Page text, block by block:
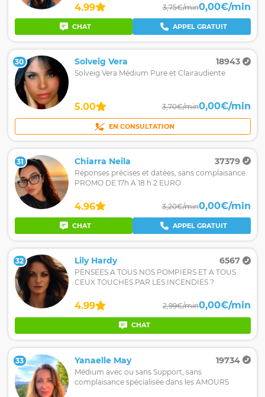
4.99 3,75€/min0,00€/min
CHAT APPEL GRATUIT
30 Solveig Vera 18943
Solveig Vera Médium Pure et Clairaudiente
5.00 3,70€/min0,00€/min
EN CONSULTATION
31 Chiarra Neila 37379
Réponses précises et datées, sans complaisance.
PROMO DE 17h A 18 h 2 EURO
4.96 3,20€/min0,00€/min
CHAT APPEL GRATUIT
32 Lily Hardy 6567
PENSEES A TOUS NOS POMPIERS ET A TOUS
CEUX TOUCHES PAR LES INCENDIES ?
4.99 2,99€/min0,00€/min
CHAT
33 Yanaelle May 19734
Médium avec ou sans Support, sans
complaisance spécialisée dans les AMOURS